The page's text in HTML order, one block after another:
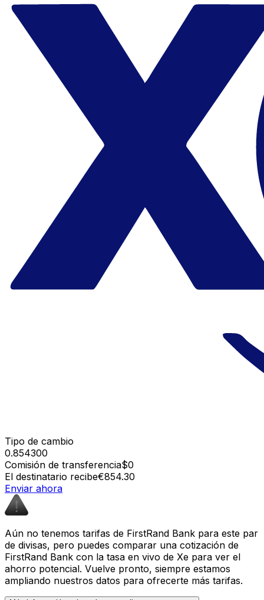
Tipo de cambio
0.854300
Comisión de transferencia$0
El destinatario recibe€854.30
Enviar ahora
Aún no tenemos tarifas de FirstRand Bank para este par
de divisas, pero puedes comparar una cotización de
FirstRand Bank con la tasa en vivo de Xe para ver el
ahorro potencial. Vuelve pronto, siempre estamos
ampliando nuestros datos para ofrecerte más tarifas.